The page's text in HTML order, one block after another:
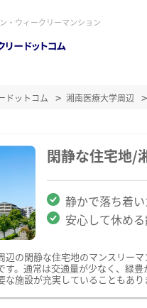
・ウィークリーマンション
ドットコム 湘南医療大学周辺
閑静な住宅地/
静かで落ち着
安心して休め
辺の閑静な住宅地のマンスリー
す。通常は交通量が少なく、緑
な施設が充実していることもあり